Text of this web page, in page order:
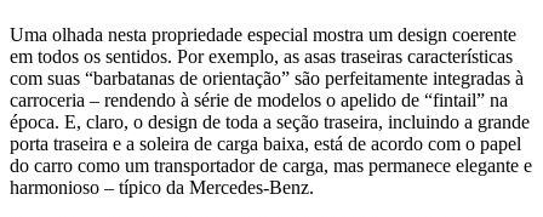
Uma olhada nesta propriedade especial mostra um design coerente
em todos os sentidos. Por exemplo, as asas traseiras características
com suas “barbatanas de orientação” são perfeitamente integradas à
carroceria – rendendo à série de modelos o apelido de “fintail” na
época. E, claro, o design de toda a seção traseira, incluindo a grande
porta traseira e a soleira de carga baixa, está de acordo com o papel
do carro como um transportador de carga, mas permanece elegante e
harmonioso – típico da Mercedes-Benz.